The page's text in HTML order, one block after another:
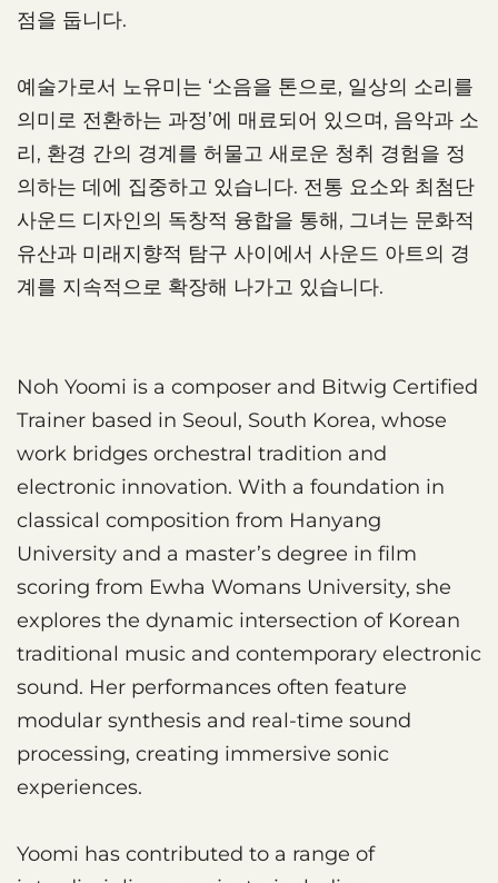
점을 둡니다.
예술가로서 노유미는 ‘소음을 톤으로, 일상의 소리를
의미로 전환하는 과정’에 매료되어 있으며, 음악과 소
리, 환경 간의 경계를 허물고 새로운 청취 경험을 정
의하는 데에 집중하고 있습니다. 전통 요소와 최첨단
사운드 디자인의 독창적 융합을 통해, 그녀는 문화적
유산과 미래지향적 탐구 사이에서 사운드 아트의 경
계를 지속적으로 확장해 나가고 있습니다.
Noh Yoomi is a composer and Bitwig Certified
Trainer based in Seoul, South Korea, whose
work bridges orchestral tradition and
electronic innovation. With a foundation in
classical composition from Hanyang
University and a master’s degree in film
scoring from Ewha Womans University, she
explores the dynamic intersection of Korean
traditional music and contemporary electronic
sound. Her performances often feature
modular synthesis and real-time sound
processing, creating immersive sonic
experiences.
Yoomi has contributed to a range of